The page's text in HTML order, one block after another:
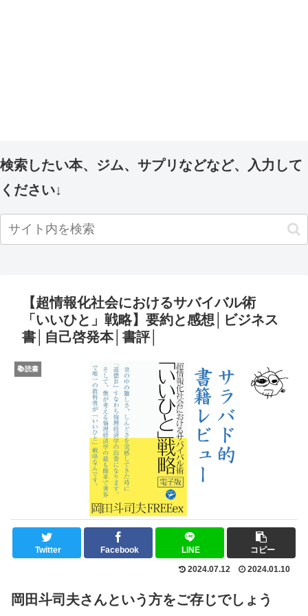
検索したい本、ジム、サプリなどなど、入力して
ください↓
【超情報化社会におけるサバイバル術
「いいひと」戦略】要約と感想│ビジネス
書│自己啓発本│書評│
📚読書
Twitter Facebook LINE
コピー
2024.07.12
2024.01.10
岡田斗司夫さんという方をご存じでしょう